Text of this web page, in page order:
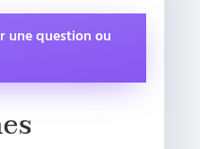
une question ou